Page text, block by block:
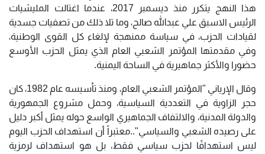
هذا النهج يتكرر منذ ديسمبر 2017، عندما اغتالت المليشيات
الرئيس الاسبق علي عبدالله صالح، وما تلا ذلك من تصفيات جسدية
لقيادات الحزب، في سياسة ممنهجة لإلغاء كل القوى الوطنية،
وفي مقدمتها المؤتمر الشعبي العام الذي يمثل الحزب الأوسع
حضورا والأكثر جماهيرية في الساحة اليمنية.
وقال الإرياني "المؤتمر الشعبي العام، ومنذ تأسيسه عام 1982، كان
حجر الزاوية في التعددية السياسية، وحمل مشروع الجمهورية
والدولة المدنية، والالتفاف الجماهيري الواسع حوله يمثل أكبر دليل
على رصيده الشعبي والسياسي"..معتبراً أن استهداف الحزب اليوم
ليس استهدافًا لحزب سياسي فقط، بل هو استهداف لرمزية